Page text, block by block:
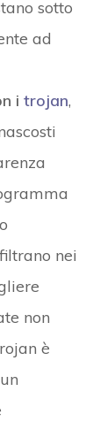
sotto
ad
i trojan,
nei
non
è